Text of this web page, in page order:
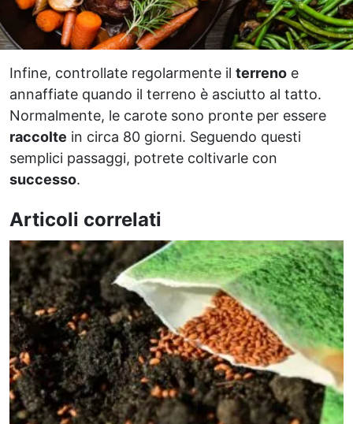
Infine, controllate regolarmente il terreno e
annaffiate quando il terreno è asciutto al tatto.
Normalmente, le carote sono pronte per essere
raccolte in circa 80 giorni. Seguendo questi
semplici passaggi, potrete coltivarle con
successo.
Articoli correlati